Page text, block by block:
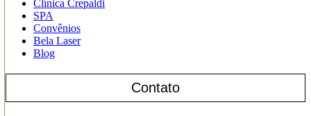
Clínica Crepaldi
SPA
Convênios
Bela Laser
Blog
Contato